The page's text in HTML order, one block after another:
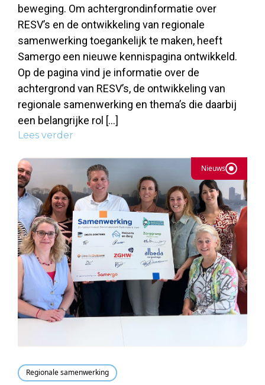
beweging. Om achtergrondinformatie over
RESV’s en de ontwikkeling van regionale
samenwerking toegankelijk te maken, heeft
Samergo een nieuwe kennispagina ontwikkeld.
Op de pagina vind je informatie over de
achtergrond van RESV’s, de ontwikkeling van
regionale samenwerking en thema’s die daarbij
een belangrijke rol […]
Lees verder
Nieuws
Regionale samenwerking